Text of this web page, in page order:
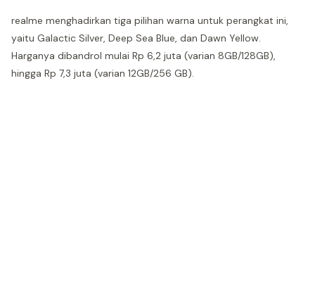
realme menghadirkan tiga pilihan warna untuk perangkat ini,
yaitu Galactic Silver, Deep Sea Blue, dan Dawn Yellow.
Harganya dibandrol mulai Rp 6,2 juta (varian 8GB/128GB),
hingga Rp 7,3 juta (varian 12GB/256 GB).